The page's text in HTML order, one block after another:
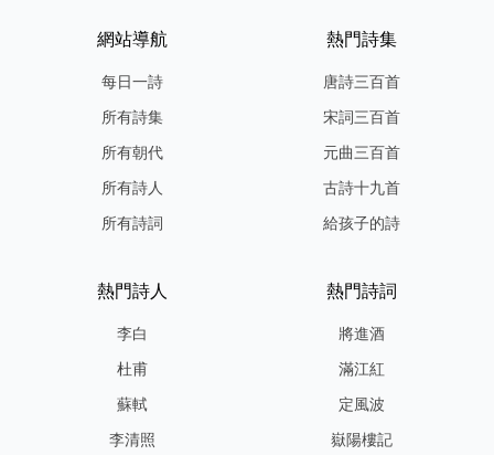
網站導航
每日一詩
所有詩集
所有朝代
所有詩人
所有詩詞
熱門詩集
唐詩三百首
宋詞三百首
元曲三百首
古詩十九首
給孩子的詩
熱門詩人
李白
杜甫
蘇軾
李清照
熱門詩詞
將進酒
滿江紅
定風波
嶽陽樓記